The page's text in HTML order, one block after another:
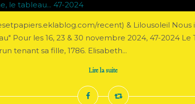
recent) & Lilousoleil
Pour les 16, 23 & 30 novembre 2024, 47-2024
tenant sa fille, 1786. Elisabeth...
Lire la suite